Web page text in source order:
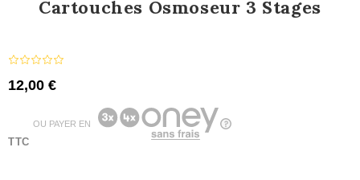
Cartouches Osmoseur 3 Stages
12,00 €
TTC
OU PAYER EN